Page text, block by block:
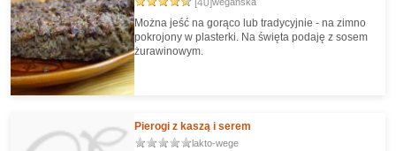
Można jeść na gorąco lub tradycyjnie - na zimno
pokrojony w plasterki. Na święta podaję z sosem
żurawinowym.
Pierogi z kaszą i serem
lakto-wege